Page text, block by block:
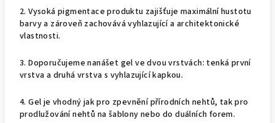
2. Vysoká pigmentace produktu zajišťuje maximální hustotu
barvy a zároveň zachovává vyhlazující a architektonické
vlastnosti.
3. Doporučujeme nanášet gel ve dvou vrstvách: tenká první
vrstva a druhá vrstva s vyhlazující kapkou.
4. Gel je vhodný jak pro zpevnění přírodních nehtů, tak pro
prodlužování nehtů na šablony nebo do duálních forem.